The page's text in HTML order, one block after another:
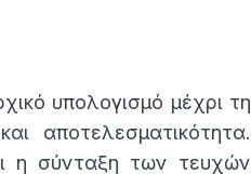
υπολογισμό μέχρι τη
αποτελεσματικότητα.
η σύνταξη των τευχών